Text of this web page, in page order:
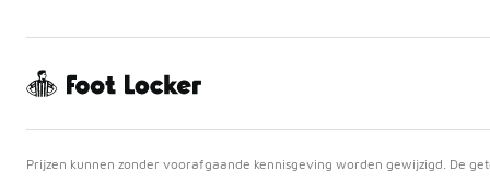
Prijzen kunnen zonder voorafgaande kennisgeving worden gewijzigd. De